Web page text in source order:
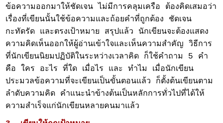
ข้อความออกมาให้ชัดเจน ไม่มีการคลุมเครือ ต้องคิดเสมอว่า
เรื่องที่เขียนนั้นใช้ข้อความและถ้อยคำที่ถูกต้อง ชัดเจน
กะทัดรัด และตรงเป้าหมาย สรุปแล้ว นักเขียนจะต้องแสดง
ความคิดเห็นออกให้ผู้อ่านเข้าใจและเห็นความสำคัญ วิธีการ
ที่นักเขียนนิยมปฏิบัติในระหว่างเวลาคิด ก็ใช้คำถาม 5 คำ
คือ ใคร อะไร ที่ใด เมื่อไร และ ทำไม เมื่อนักเขียน
ประมวลข้อความที่จะเขียนเป็นขั้นตอนแล้ว ก็ตั้งต้นเขียนตาม
ลำดับความคิด คำแนะนำข้างต้นเป็นหลักการทั่วไปที่ได้ให้
ความสำเร็จแก่นักเขียนหลายคนมาแล้ว